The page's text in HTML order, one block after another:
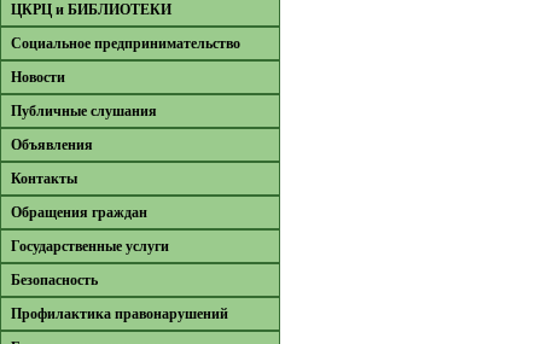
ЦКРЦ и БИБЛИОТЕКИ
Социальное предпринимательство
Новости
Публичные слушания
Объявления
Контакты
Обращения граждан
Государственные услуги
Безопасность
Профилактика правонарушений